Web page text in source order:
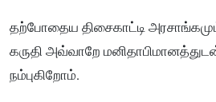
தற்போதைய திசைகாட்டி
கருதி அவ்வாறே
நம்புகிறோம்.